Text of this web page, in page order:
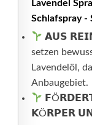
Lavendel
Schlafspray -
𝗔𝗨𝗦
setzen
Lavendelöl,
Anbaugebiet.
𝗞Ö𝗥𝗣𝗘𝗥